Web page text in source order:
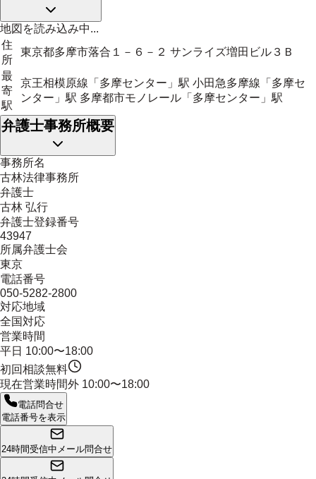
地図を読み込み中...
住
所
東京都多摩市落合１－６－２ サンライズ増田ビル３Ｂ
最
寄
駅
京王相模原線「多摩センター」駅 小田急多摩線「多摩セ
ンター」駅 多摩都市モノレール「多摩センター」駅
弁護士事務所概要
事務所名
古林法律事務所
弁護士
古林 弘行
弁護士登録番号
43947
所属弁護士会
東京
電話番号
050-5282-2800
対応地域
全国対応
営業時間
平日 10:00〜18:00
初回相談無料
現在営業時間外 10:00〜18:00
電話問合せ
電話番号を表示
24時間受信中 メール問合せ